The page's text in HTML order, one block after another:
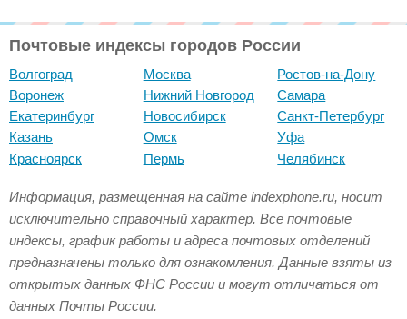
Почтовые индексы городов России
Волгоград
Воронеж
Екатеринбург
Казань
Красноярск
Москва
Нижний Новгород
Новосибирск
Омск
Пермь
Ростов-на-Дону
Самара
Санкт-Петербург
Уфа
Челябинск
Информация, размещенная на сайте indexphone.ru, носит
исключительно справочный характер. Все почтовые
индексы, график работы и адреса почтовых отделений
предназначены только для ознакомления. Данные взяты из
открытых данных ФНС России и могут отличаться от
данных Почты России.